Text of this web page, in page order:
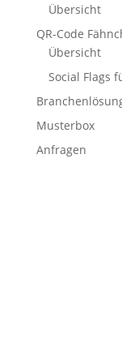
Übersicht
QR-Code
Übersicht
Social Flags
Musterbox
Anfragen